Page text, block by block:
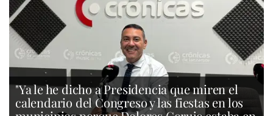
"Ya le he dicho a Presidencia que miren el
calendario del Congreso y las fiestas en los